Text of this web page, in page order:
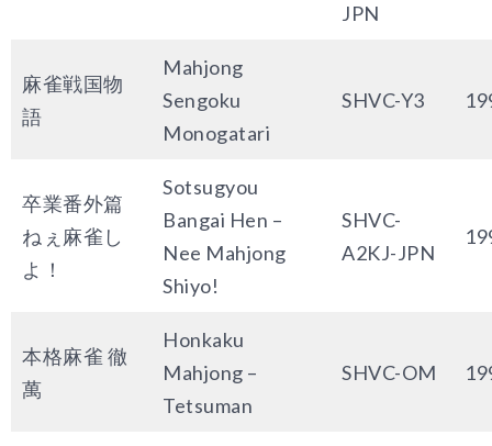
JPN
麻雀戦国物
語
Mahjong
Sengoku
Monogatari
SHVC-Y3
卒業番外篇
ねぇ麻雀し
よ！
Sotsugyou
Bangai Hen –
Nee Mahjong
Shiyo!
SHVC-
A2KJ-JPN
本格麻雀 徹
萬
Honkaku
Mahjong –
Tetsuman
SHVC-OM